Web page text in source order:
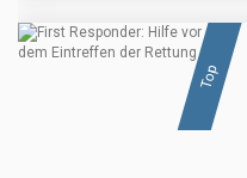
Top